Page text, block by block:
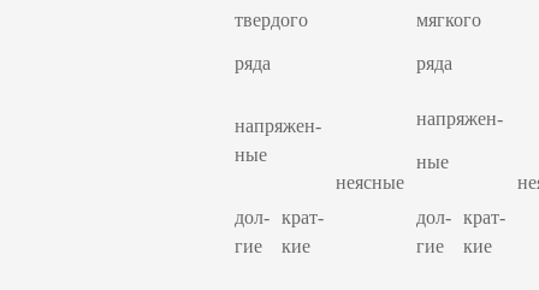
твердого
ряда
мягкого
ряда
напряжен-
ные
неясные
напряжен-
ные
дол-
гие
крат-
кие
дол-
гие
крат-
кие